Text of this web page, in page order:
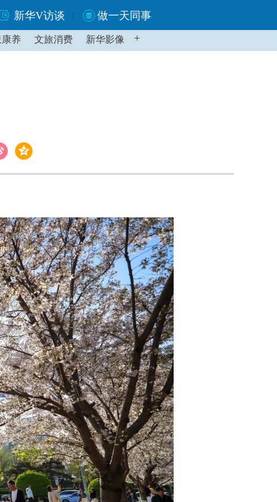
新华V访谈 做一天同事
康养 文旅消费 新华影像 +